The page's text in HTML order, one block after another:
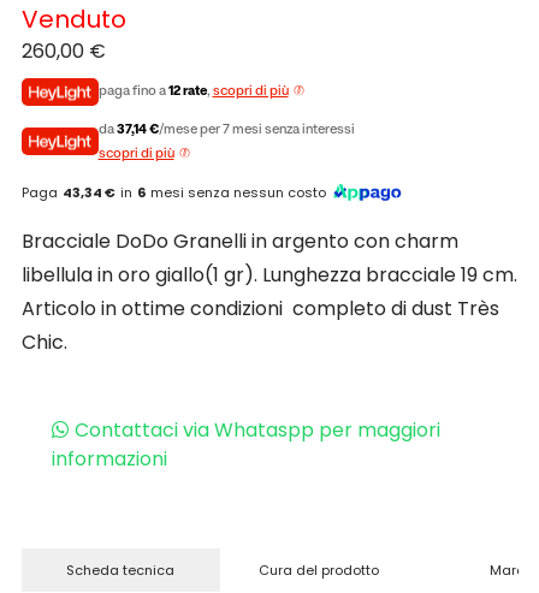
260,00 €
paga fino a12 rate, scopri di più
da37,14 €/mese per 7 mesi senza interessi
scopri di più
Paga 43,34 € in 6 mesi senza nessun costo
Venduto
Bracciale DoDo Granelli in argento con charm
libellula in oro giallo(1 gr). Lunghezza bracciale 19 cm.
Articolo in ottime condizioni completo di dust Très
Chic.
Contattaci via Whataspp per maggiori
informazioni
Scheda tecnica Cura del prodotto